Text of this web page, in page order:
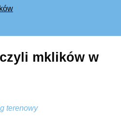
mklików w
terenowy